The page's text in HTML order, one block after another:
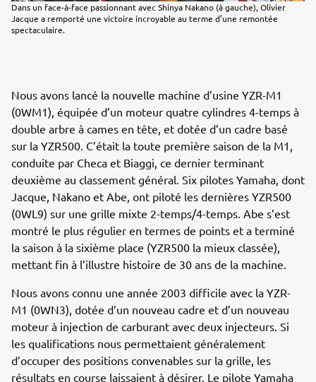
Dans un face-à-face passionnant avec Shinya Nakano (à gauche), Olivier
Jacque a remporté une victoire incroyable au terme d’une remontée
spectaculaire.
Nous avons lancé la nouvelle machine d’usine YZR-M1
(0WM1), équipée d’un moteur quatre cylindres 4-temps à
double arbre à cames en tête, et dotée d’un cadre basé
sur la YZR500. C’était la toute première saison de la M1,
conduite par Checa et Biaggi, ce dernier terminant
deuxième au classement général. Six pilotes Yamaha, dont
Jacque, Nakano et Abe, ont piloté les dernières YZR500
(0WL9) sur une grille mixte 2-temps/4-temps. Abe s’est
montré le plus régulier en termes de points et a terminé
la saison à la sixième place (YZR500 la mieux classée),
mettant fin à l’illustre histoire de 30 ans de la machine.
Nous avons connu une année 2003 difficile avec la YZR-
M1 (0WN3), dotée d’un nouveau cadre et d’un nouveau
moteur à injection de carburant avec deux injecteurs. Si
les qualifications nous permettaient généralement
d’occuper des positions convenables sur la grille, les
résultats en course laissaient à désirer. Le pilote Yamaha